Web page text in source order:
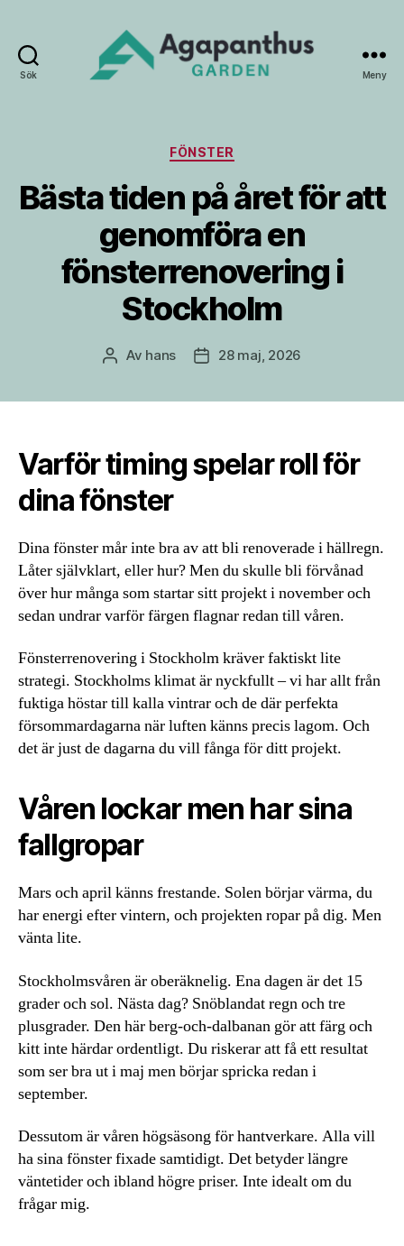
Sök Meny
Kategorier
FÖNSTER
Bästa tiden på året för att
genomföra en
fönsterrenovering i
Stockholm
Inläggsförfattare
Av hans Inläggsdatum
28 maj, 2026
Varför timing spelar roll för
dina fönster
Dina fönster mår inte bra av att bli renoverade i hällregn.
Låter självklart, eller hur? Men du skulle bli förvånad
över hur många som startar sitt projekt i november och
sedan undrar varför färgen flagnar redan till våren.
Fönsterrenovering i Stockholm kräver faktiskt lite
strategi. Stockholms klimat är nyckfullt – vi har allt från
fuktiga höstar till kalla vintrar och de där perfekta
försommardagarna när luften känns precis lagom. Och
det är just de dagarna du vill fånga för ditt projekt.
Våren lockar men har sina
fallgropar
Mars och april känns frestande. Solen börjar värma, du
har energi efter vintern, och projekten ropar på dig. Men
vänta lite.
Stockholmsvåren är oberäknelig. Ena dagen är det 15
grader och sol. Nästa dag? Snöblandat regn och tre
plusgrader. Den här berg-och-dalbanan gör att färg och
kitt inte härdar ordentligt. Du riskerar att få ett resultat
som ser bra ut i maj men börjar spricka redan i
september.
Dessutom är våren högsäsong för hantverkare. Alla vill
ha sina fönster fixade samtidigt. Det betyder längre
väntetider och ibland högre priser. Inte idealt om du
frågar mig.